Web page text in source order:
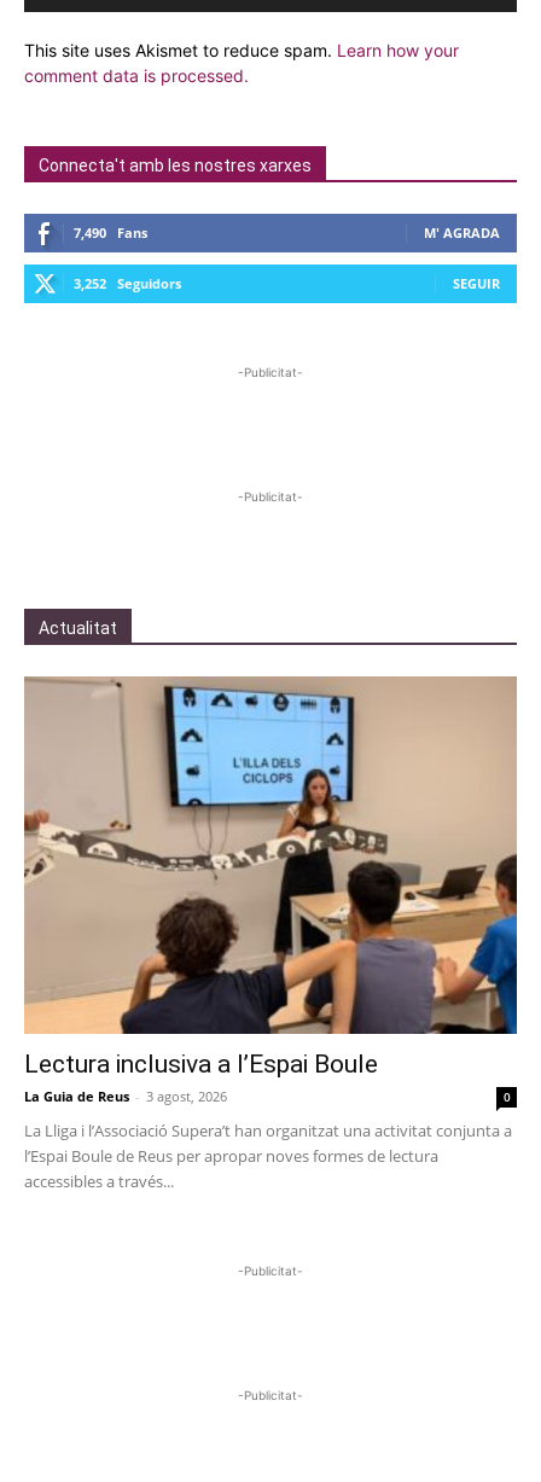
This site uses Akismet to reduce spam. Learn how your
comment data is processed.
Connecta't amb les nostres xarxes
7,490 Fans M' AGRADA
3,252 Seguidors SEGUIR
-Publicitat-
-Publicitat-
Actualitat
Lectura inclusiva a l’Espai Boule
La Guia de Reus - 3 agost, 2026 0
La Lliga i l’Associació Supera’t han organitzat una activitat conjunta a
l’Espai Boule de Reus per apropar noves formes de lectura
accessibles a través...
-Publicitat-
-Publicitat-